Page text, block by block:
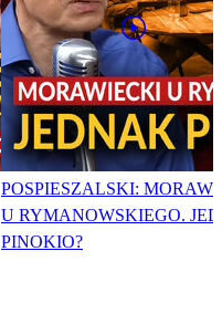
POSPIESZALSKI:
U RYMANOWSKIEGO.
PINOKIO?